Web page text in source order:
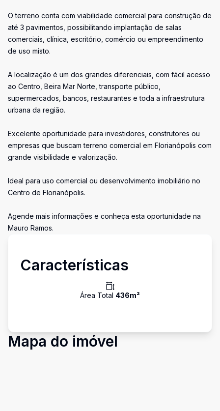
O terreno conta com viabilidade comercial para construção de
até 3 pavimentos, possibilitando implantação de salas
comerciais, clínica, escritório, comércio ou empreendimento
de uso misto.
A localização é um dos grandes diferenciais, com fácil acesso
ao Centro, Beira Mar Norte, transporte público,
supermercados, bancos, restaurantes e toda a infraestrutura
urbana da região.
Excelente oportunidade para investidores, construtores ou
empresas que buscam terreno comercial em Florianópolis com
grande visibilidade e valorização.
Ideal para uso comercial ou desenvolvimento imobiliário no
Centro de Florianópolis.
Agende mais informações e conheça esta oportunidade na
Mauro Ramos.
Características
Área Total 436m²
Mapa do imóvel